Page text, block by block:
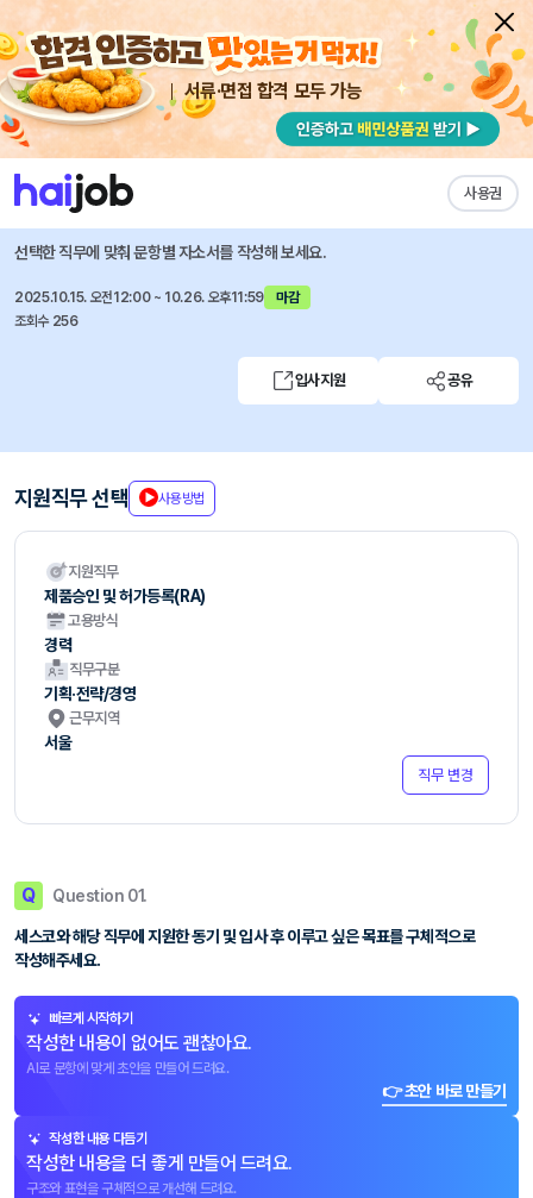
서류·면접 합격 모두 가능
사용권
채용공고 자소서 자유항목 자소서 내 작성목록
세스코 즐겨찾기
제품승인 및 허가등록(RA)
선택한 직무에 맞춰 문항별 자소서를 작성해 보세요.
2025.10.15. 오전12:00 ~ 10.26. 오후11:59
마감
조회수 256
입사지원 공유
지원직무 선택 사용방법
지원직무
제품승인 및 허가등록(RA)
고용방식
경력
직무구분
기획·전략/경영
근무지역
서울
직무 변경
Q Question 01.
세스코와 해당 직무에 지원한 동기 및 입사 후 이루고 싶은 목표를 구체적으로
작성해주세요.
빠르게 시작하기
작성한 내용이 없어도 괜찮아요.
AI로 문항에 맞게 초안을 만들어 드려요.
👉 초안 바로 만들기
작성한 내용 다듬기
작성한 내용을 더 좋게 만들어 드려요.
구조와 표현을 구체적으로 개선해 드려요.